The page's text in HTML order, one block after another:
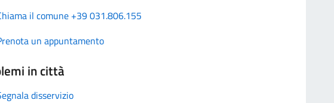
il comune +39 031.806.155
un appuntamento
in città
disservizio